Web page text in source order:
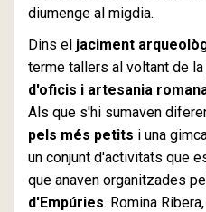
diumenge al migdia.
Dins el jaciment
terme tallers al voltant de
d'oficis i artesania
Als que s'hi sumaven
pels més petits i una
un conjunt d'activitats que
que anaven organitzades
d'Empúries. Romina